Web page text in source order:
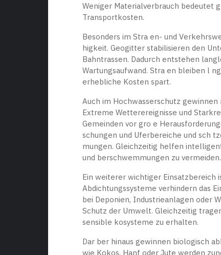
Weniger Materialverbrauch bedeutet
Transportkosten.
Besonders im Stra en- und
higkeit. Geogitter stabilisieren den
Bahntrassen. Dadurch entstehen
Wartungsaufwand. Stra en bleiben l
erhebliche Kosten spart.
Auch im Hochwasserschutz
Extreme Wetterereignisse und
Gemeinden vor gro e
schungen und Uferbereiche und sch
mungen. Gleichzeitig helfen
und berschwemmungen zu vermeiden.
Ein weiterer wichtiger
Abdichtungssysteme verhindern das
bei Deponien, Industrieanlagen oder
Schutz der Umwelt. Gleichzeitig
sensible kosysteme zu erhalten.
Dar ber hinaus gewinnen biologisch
wie Kokos, Hanf oder Jute werden